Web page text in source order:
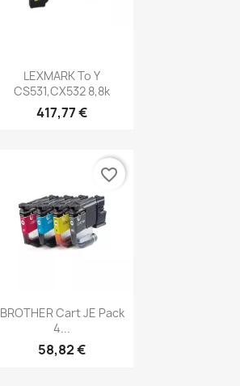
 Aperçu rapide
LEXMARK To Y
CS531,CX532 8,8k
417,77 €
Aperçu rapide
BROTHER Cart JE Pack
4...
58,82 €
favorite_border